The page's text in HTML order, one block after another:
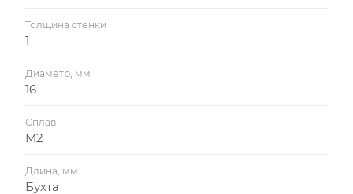
Толщина стенки
1
Диаметр, мм
16
Сплав
М2
Длина, мм
Бухта